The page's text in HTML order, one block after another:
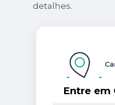
detalhes.
Entre em